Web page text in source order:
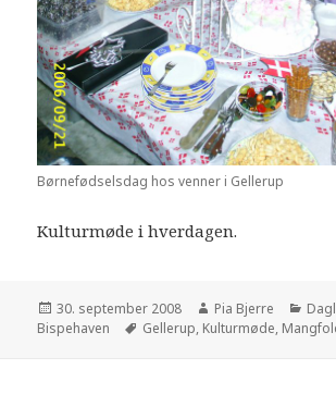
Børnefødselsdag hos venner i Gellerup
Kulturmøde i hverdagen.
Posted
on
30. september 2008 Author
Pia Bjerre
Bispehaven
Tags
Gellerup, Kulturmøde,